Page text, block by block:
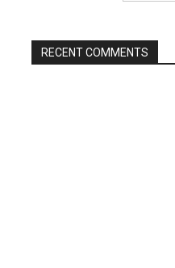
RECENT COMMENTS